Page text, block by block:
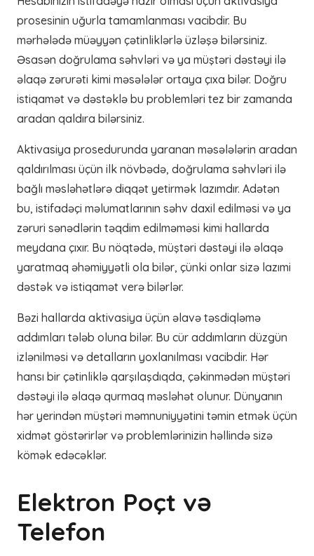
prosesinin uğurla tamamlanması vacibdir. Bu
mərhələdə müəyyən çətinliklərlə üzləşə bilərsiniz.
Əsasən doğrulama səhvləri və ya müştəri dəstəyi ilə
əlaqə zərurəti kimi məsələlər ortaya çıxa bilər. Doğru
istiqamət və dəstəklə bu problemləri tez bir zamanda
aradan qaldıra bilərsiniz.
Aktivasiya prosedurunda yaranan məsələlərin aradan
qaldırılması üçün ilk növbədə, doğrulama səhvləri ilə
bağlı məsləhətlərə diqqət yetirmək lazımdır. Adətən
bu, istifadəçi məlumatlarının səhv daxil edilməsi və ya
zəruri sənədlərin təqdim edilməməsi kimi hallarda
meydana çıxır. Bu nöqtədə, müştəri dəstəyi ilə əlaqə
yaratmaq əhəmiyyətli ola bilər, çünki onlar sizə lazımi
dəstək və istiqamət verə bilərlər.
Bəzi hallarda aktivasiya üçün əlavə təsdiqləmə
addımları tələb oluna bilər. Bu cür addımların düzgün
izlənilməsi və detalların yoxlanılması vacibdir. Hər
hansı bir çətinliklə qarşılaşdıqda, çəkinmədən müştəri
dəstəyi ilə əlaqə qurmaq məsləhət olunur. Dünyanın
hər yerindən müştəri məmnuniyyətini təmin etmək üçün
xidmət göstərirlər və problemlərinizin həllində sizə
kömək edəcəklər.
Elektron Poçt və
Telefon